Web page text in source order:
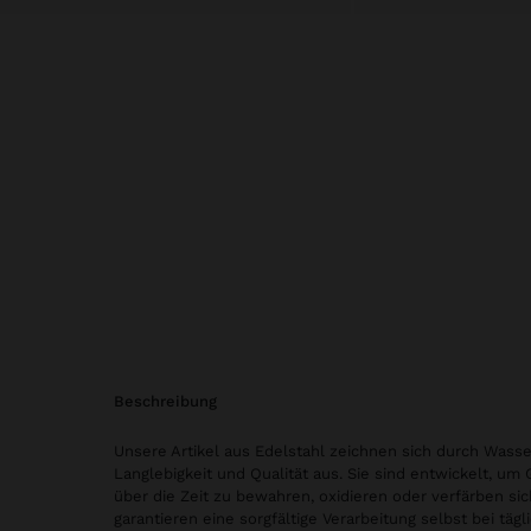
beschreibung
Unsere Artikel aus Edelstahl zeichnen sich durch
Langlebigkeit und Qualität aus. Sie sind entwickelt, um
über die Zeit zu bewahren, oxidieren oder verfärben
garantieren eine sorgfältige Verarbeitung selbst bei